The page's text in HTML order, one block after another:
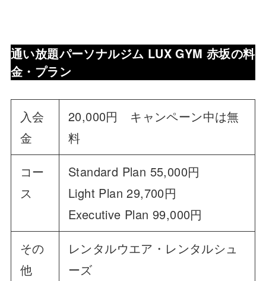
通い放題パーソナルジム LUX GYM 赤坂の料
金・プラン
入会
金
20,000円 キャンペーン中は無
料
コー
ス
Standard Plan 55,000円
Light Plan 29,700円
Executive Plan 99,000円
その
他
レンタルウエア・レンタルシュ
ーズ